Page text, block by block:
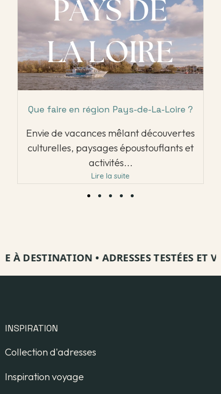
Que faire en région Pays-de-La-Loire ?
Envie de vacances mêlant découvertes
culturelles, paysages époustouflants et
activités...
Lire la suite
DESTINATION•ADRESSES TESTÉES ET
INSPIRATION
Collection d'adresses
Inspiration voyage